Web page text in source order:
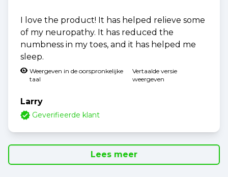
I love the product! It has helped relieve some
of my neuropathy. It has reduced the
numbness in my toes, and it has helped me
sleep.
Weergeven in de oorspronkelijke
taal
Vertaalde versie
weergeven
Larry
Geverifieerde klant
Lees meer